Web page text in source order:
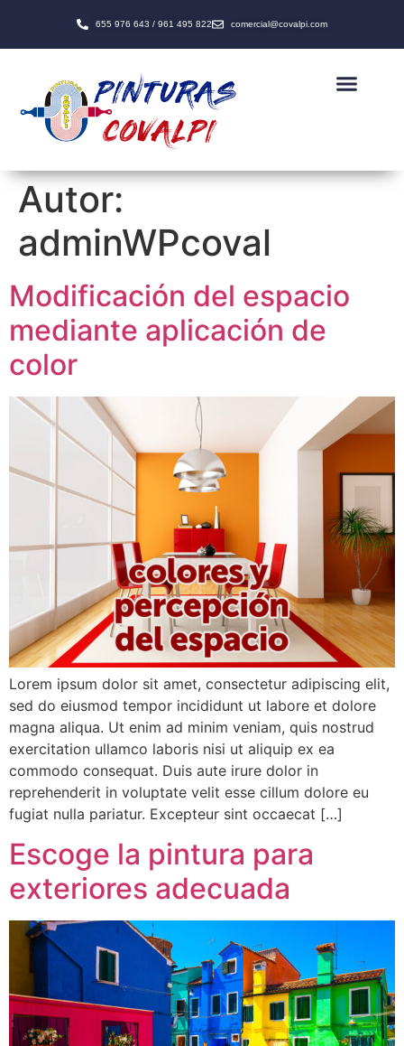
655 976 643 / 961 495 822 comercial@covalpi.com
Autor:
adminWPcoval
Modificación del espacio
mediante aplicación de
color
Lorem ipsum dolor sit amet, consectetur adipiscing elit,
sed do eiusmod tempor incididunt ut labore et dolore
magna aliqua. Ut enim ad minim veniam, quis nostrud
exercitation ullamco laboris nisi ut aliquip ex ea
commodo consequat. Duis aute irure dolor in
reprehenderit in voluptate velit esse cillum dolore eu
fugiat nulla pariatur. Excepteur sint occaecat […]
Escoge la pintura para
exteriores adecuada